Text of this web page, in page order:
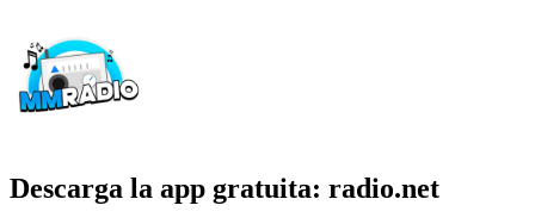
Descarga la app gratuita: radio.net